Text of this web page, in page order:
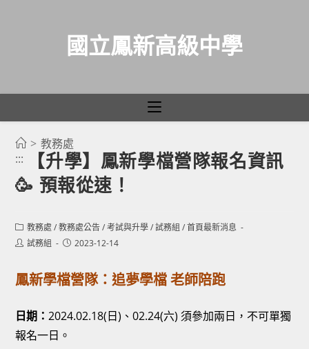
國立鳳新高級中學
> 教務處
:::
【升學】鳳新學檔營隊報名資訊
🥳 預報從速！
Post
category:
教務處 / 教務處公告 / 考試與升學 / 試務組 / 首頁最新消息
Post試務組
Post2023-12-14
鳳新學檔營隊：追夢學檔 老師陪跑
日期：2024.02.18(日)、02.24(六) 須參加兩日，不可單獨
報名一日。